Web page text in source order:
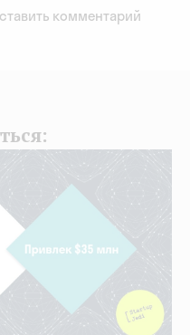
комментарий